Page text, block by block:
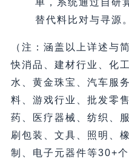
替代料比对与寻源。
（ 注：涵盖以上详述与
快消品、建材行业、化
水、黄金珠宝、汽车服
料、游戏行业、批发零
药、医疗器械、纺织、
刷包装、文具、照明、
制、电子元器件等30+